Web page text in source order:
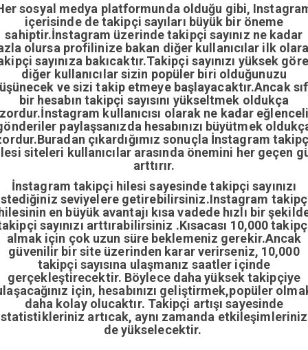
sosyal medya platformunda olduğu gibi,
içerisinde de takipçi sayıları büyük bir öneme
sahiptir.İnstagram üzerinde takipçi sayınız ne kadar
olursa profilinize bakan diğer kullanıcılar ilk
sayınıza bakıcaktır.Takipçi sayınızı yüksek
diğer kullanıcılar sizin popüler biri olduğunuzu
ve sizi takip etmeye başlayacaktır.Ancak
bir hesabın takipçi sayısını yükseltmek oldukça
kullanıcısı olarak ne kadar
paylaşsanızda hesabınızı büyütmek
çıkardığımız sonuçla İnstagram
siteleri kullanıcılar arasında önemini her geçen
arttırır.
İnstagram takipçi hilesi sayesinde takipçi sayınızı
seviyelere getirebilirsiniz.Instagram
en büyük avantajı kısa vadede hızlı bir
sayınızı arttırabilirsiniz .Kısacası 10,000
almak için çok uzun süre beklemeniz gerekir.Ancak
güvenilir bir site üzerinden karar verirseniz, 10,000
takipçi sayısına ulaşmanız saatler içinde
gerçekleştirecektir. Böylece daha yüksek takipçiye
için, hesabınızı geliştirmek,popüler
daha kolay olucaktır. Takipçi artışı sayesinde
artıcak, aynı zamanda
de yükselecektir.